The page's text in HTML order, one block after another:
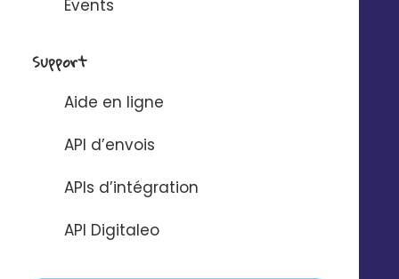
Events
Support
Aide en ligne
API d’envois
APIs d’intégration
API Digitaleo